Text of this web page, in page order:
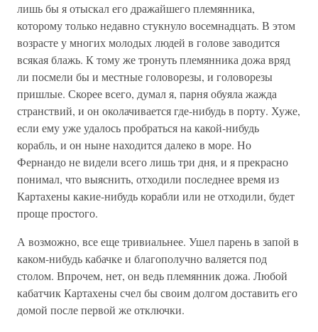
лишь бы я отыскал его дражайшего племянника,
которому только недавно стукнуло восемнадцать. В этом
возрасте у многих молодых людей в голове заводится
всякая блажь. К тому же тронуть племянника дожа вряд
ли посмели бы и местные головорезы, и головорезы
пришлые. Скорее всего, думал я, парня обуяла жажда
странствий, и он околачивается где-нибудь в порту. Хуже,
если ему уже удалось пробраться на какой-нибудь
корабль, и он ныне находится далеко в море. Но
Фернандо не видели всего лишь три дня, и я прекрасно
понимал, что выяснить, отходили последнее время из
Картахены какие-нибудь корабли или не отходили, будет
проще простого.
А возможно, все еще тривиальнее. Ушел парень в запой в
каком-нибудь кабачке и благополучно валяется под
столом. Впрочем, нет, он ведь племянник дожа. Любой
кабатчик Картахены счел бы своим долгом доставить его
домой после первой же отключки.